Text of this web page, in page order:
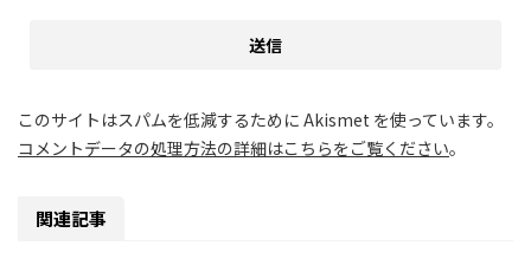
このサイトはスパムを低減するために Akismet を使っています。
コメントデータの処理方法の詳細はこちらをご覧ください。
関連記事